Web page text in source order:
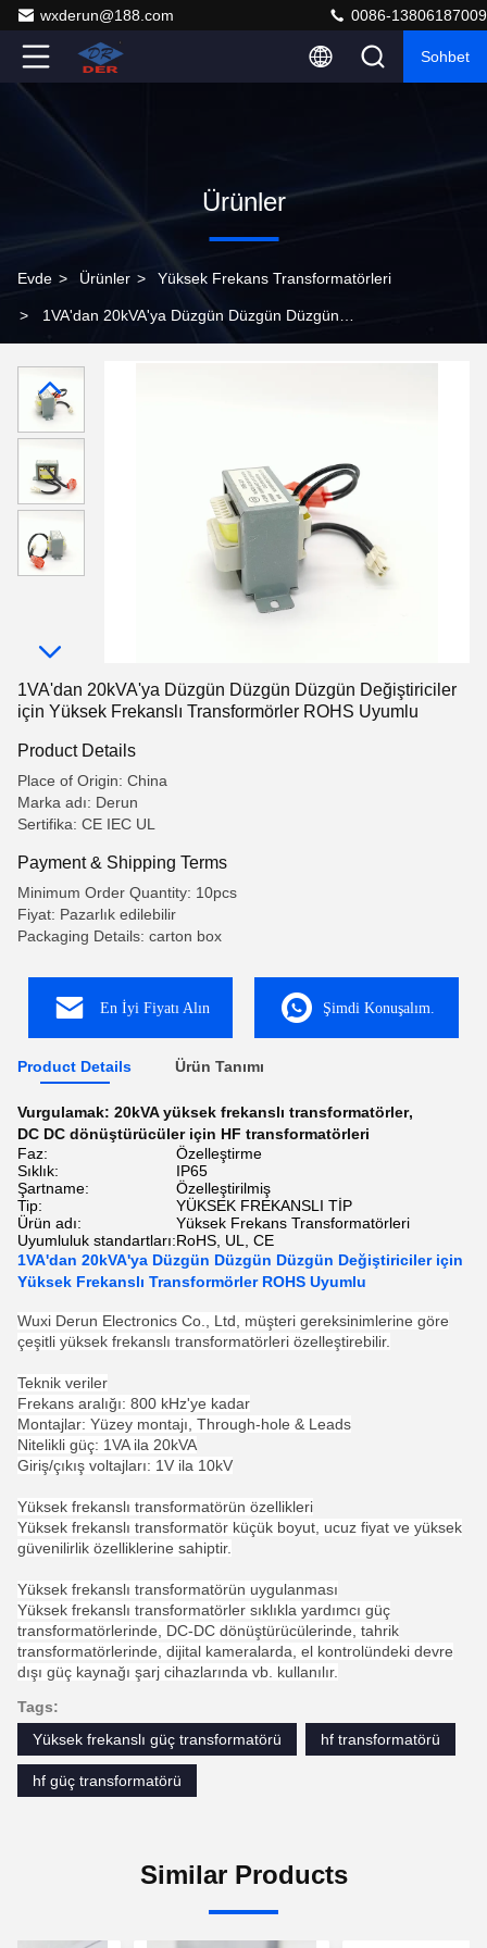
wxderun@188.com 0086-13806187009
Sohbet
Ürünler
Evde > Ürünler > Yüksek Frekans Transformatörleri
> 1VA'dan 20kVA'ya Düzgün Düzgün Düzgün
Uyumlu
1VA'dan 20kVA'ya Düzgün Düzgün Düzgün Değiştiriciler
için Yüksek Frekanslı Transformörler ROHS Uyumlu
Product Details
Place of Origin: China
Marka adı: Derun
Sertifika: CE IEC UL
Payment & Shipping Terms
Minimum Order Quantity: 10pcs
Fiyat: Pazarlık edilebilir
Packaging Details: carton box
En İyi Fiyatı Alın Şimdi Konuşalım.
Product Details Ürün Tanımı
Vurgulamak: 20kVA yüksek frekanslı transformatörler,
DC DC dönüştürücüler için HF transformatörleri
Faz:
Özelleştirme
Sıklık:
IP65
Şartname:
Özelleştirilmiş
Tip:
YÜKSEK FREKANSLI TİP
Ürün adı:
Yüksek Frekans Transformatörleri
Uyumluluk standartları:RoHS, UL, CE
1VA'dan 20kVA'ya Düzgün Düzgün Düzgün Değiştiriciler için
Yüksek Frekanslı Transformörler ROHS Uyumlu
Wuxi Derun Electronics Co., Ltd, müşteri gereksinimlerine göre
çeşitli yüksek frekanslı transformatörleri özelleştirebilir.
Teknik veriler
Frekans aralığı: 800 kHz'ye kadar
Montajlar: Yüzey montajı, Through-hole & Leads
Nitelikli güç: 1VA ila 20kVA
Giriş/çıkış voltajları: 1V ila 10kV
Yüksek frekanslı transformatörün özellikleri
Yüksek frekanslı transformatör küçük boyut, ucuz fiyat ve yüksek
güvenilirlik özelliklerine sahiptir.
Yüksek frekanslı transformatörün uygulanması
Yüksek frekanslı transformatörler sıklıkla yardımcı güç
transformatörlerinde, DC-DC dönüştürücülerinde, tahrik
transformatörlerinde, dijital kameralarda, el kontrolündeki devre
dışı güç kaynağı şarj cihazlarında vb. kullanılır.
Tags:
Yüksek frekanslı güç transformatörü
hf transformatörü
hf güç transformatörü
Similar Products